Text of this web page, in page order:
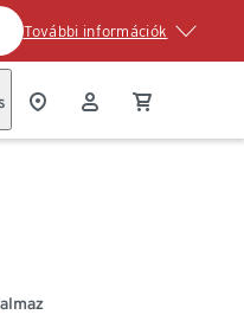
További információk